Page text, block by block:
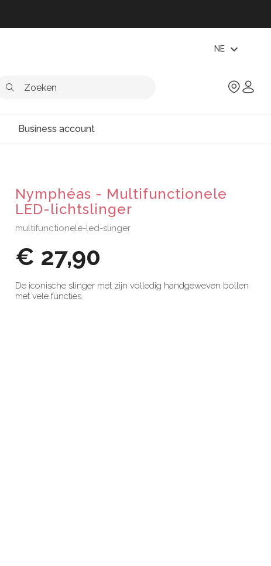
NE expand_more
Business account
Nymphéas - Multifunctionele
LED-lichtslinger
multifunctionele-led-slinger
€ 27,90
De iconische slinger met zijn volledig handgeweven bollen
met vele functies.